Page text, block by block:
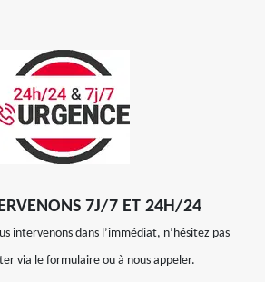
7J/7 ET 24H/24
intervenons dans l’immédiat, n’hésitez pas
via le formulaire ou à nous appeler.